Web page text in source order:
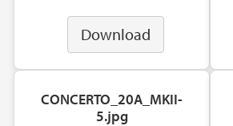
Download
CONCERTO_20A_MKII-
5.jpg